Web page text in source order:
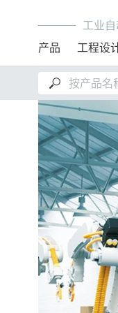
工业
产品
工程设